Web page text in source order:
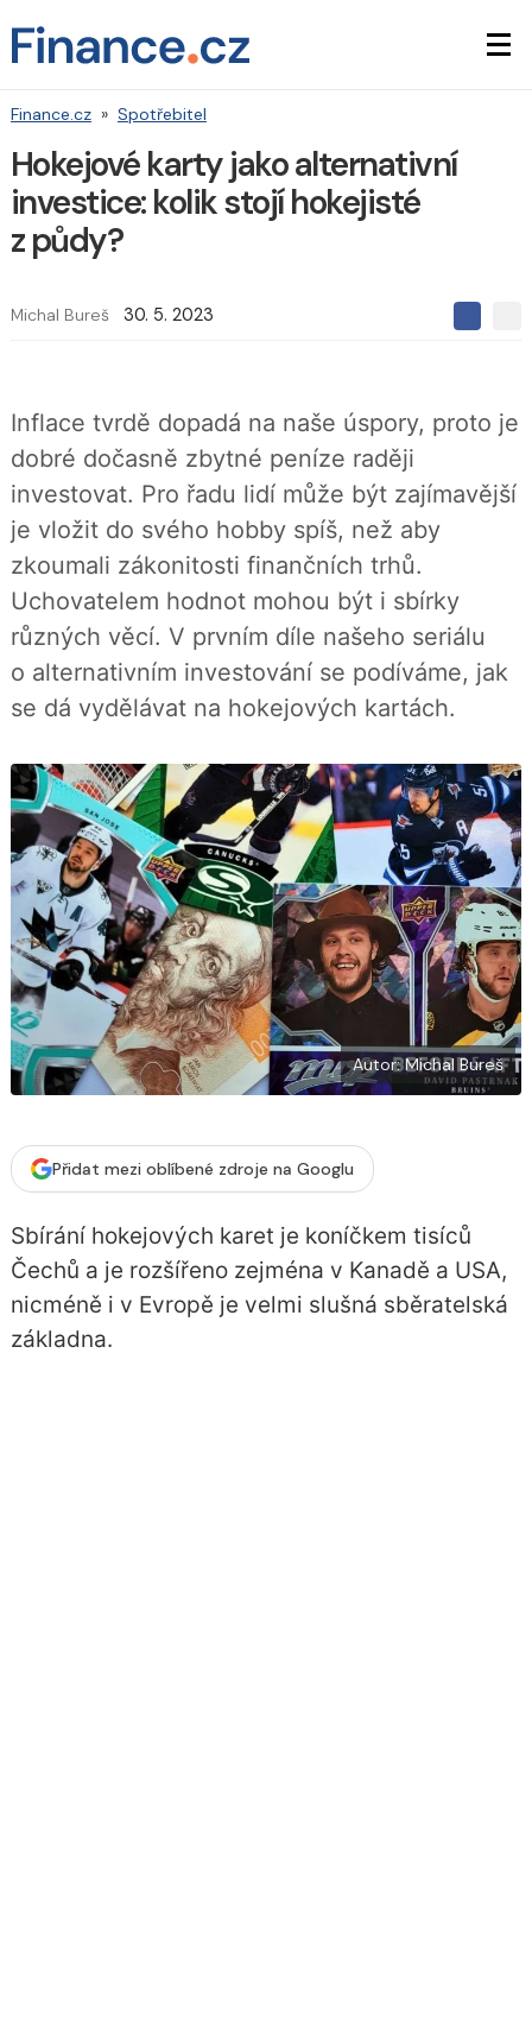
Finance.cz » Spotřebitel
Hokejové karty jako alternativní
investice: kolik stojí hokejisté
z půdy?
Michal Bureš 30. 5. 2023
S
l
S
j
a
k
j
a
Inflace tvrdě dopadá na naše úspory, proto je
dobré dočasně zbytné peníze raději
investovat. Pro řadu lidí může být zajímavější
je vložit do svého hobby spíš, než aby
zkoumali zákonitosti finančních trhů.
Uchovatelem hodnot mohou být i sbírky
různých věcí. V prvním díle našeho seriálu
o alternativním investování se podíváme, jak
se dá vydělávat na hokejových kartách.
Autor: Michal Bureš
Přidat mezi oblíbené zdroje na Googlu
Sbírání hokejových karet je koníčkem tisíců
Čechů a je rozšířeno zejména v Kanadě a USA,
nicméně i v Evropě je velmi slušná sběratelská
základna.